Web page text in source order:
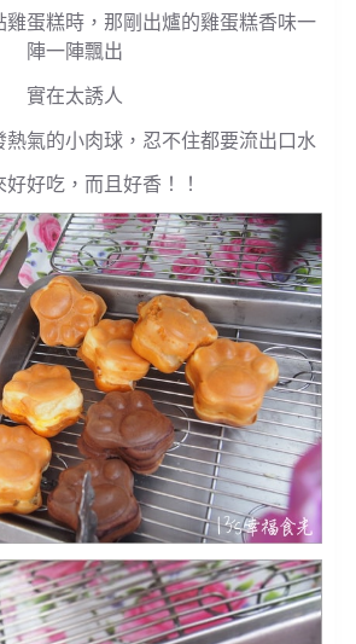
雞蛋糕時，那剛出爐的雞蛋糕香味一
陣一陣飄出
實在太誘人
熱氣的小肉球，忍不住都要流出口水
好好吃，而且好香！！